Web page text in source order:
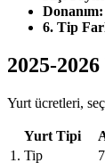
Donanım:
6. Tip
2025-
Yurt ücretleri,
Yurt Tipi
1. Tip